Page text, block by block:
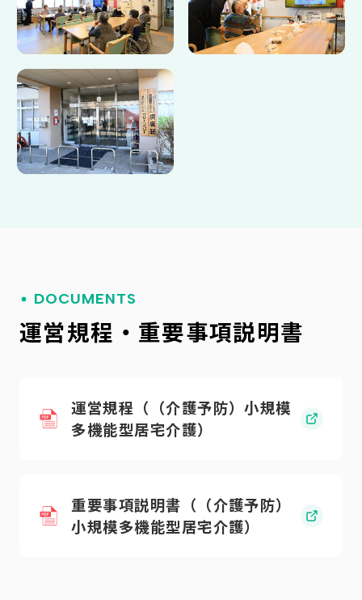
DOCUMENTS
運営規程・重要事項説明書
運営規程（（介護予防）小規模
多機能型居宅介護）
重要事項説明書（（介護予防）
小規模多機能型居宅介護）